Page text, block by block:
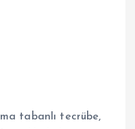
tabanlı tecrübe,